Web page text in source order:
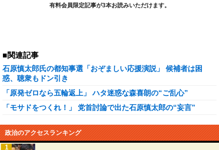
有料会員限定記事が3本お読みいただけます。
■関連記事
石原慎太郎氏の都知事選「おぞましい応援演説」 候補者は困
惑、聴衆もドン引き
「原発ゼロなら五輪返上」 ハタ迷惑な森喜朗の“ご乱心”
「モサドをつくれ！」 党首討論で出た石原慎太郎の“妄言”
政治のアクセスランキング
1